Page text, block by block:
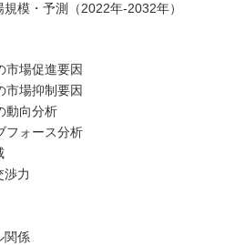
模・予測（2022年-2032年）
市場促進要因
市場抑制要因
動向分析
フォース分析
渉力
関係